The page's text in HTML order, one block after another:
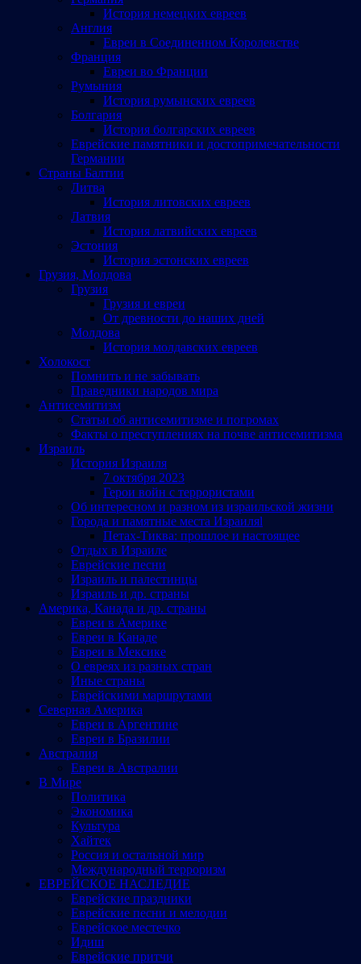
История немецких евреев
Англия
Евреи в Соединенном Королевстве
Франция
Евреи во Франции
Румыния
История румынских евреев
Болгария
История болгарских евреев
Еврейские памятники и достопримечательности
Германии
Страны Балтии
Литва
История литовских евреев
Латвия
История латвийских евреев
Эстония
История эстонских евреев
Грузия, Молдова
Грузия
Грузия и евреи
От древности до наших дней
Молдова
История молдавских евреев
Холокост
Помнить и не забывать
Праведники народов мира
Антисемитизм
Статьи об антисемитизме и погромах
Факты о преступлениях на почве антисемитизма
Израиль
История Израиля
7 октября 2023
Герои войн с террористами
Об интересном и разном из израильской жизни
Города и памятные места Израиляl
Петах-Тиква: прошлое и настоящее
Отдых в Израиле
Еврейские песни
Израиль и палестинцы
Израиль и др. страны
Америка, Канада и др. страны
Евреи в Америке
Евреи в Канаде
Евреи в Мексике
О евреях из разных стран
Иные страны
Еврейскими маршрутами
Северная Америка
Евреи в Аргентине
Евреи в Бразилии
Австралия
Евреи в Австралии
В Мире
Политика
Экономика
Культура
Хайтек
Россия и остальной мир
Международный терроризм
ЕВРЕЙСКОЕ НАСЛЕДИЕ
Еврейские праздники
Еврейские песни и мелодии
Еврейское местечко
Идиш
Еврейские притчи